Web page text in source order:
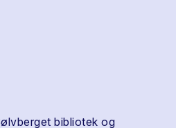
bibliotek og